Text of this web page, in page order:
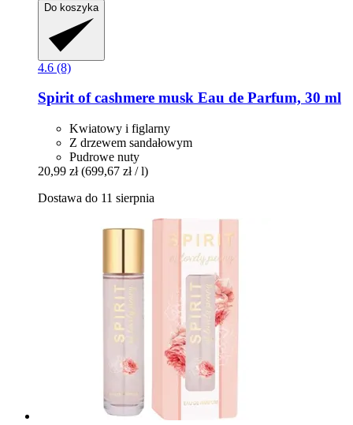
Do koszyka
4.6 (8)
Spiritof cashmere musk Eau de Parfum, 30 ml
Kwiatowy i figlarny
Z drzewem sandałowym
Pudrowe nuty
20,99 zł (699,67 zł / l)
Dostawa do 11 sierpnia